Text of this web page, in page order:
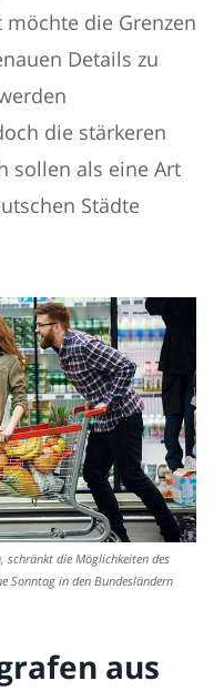
die Grenzen
Details zu
die stärkeren
sollen als eine Art
Städte
schränkt die Möglichkeiten des
Sonntag in den Bundesländern
aus